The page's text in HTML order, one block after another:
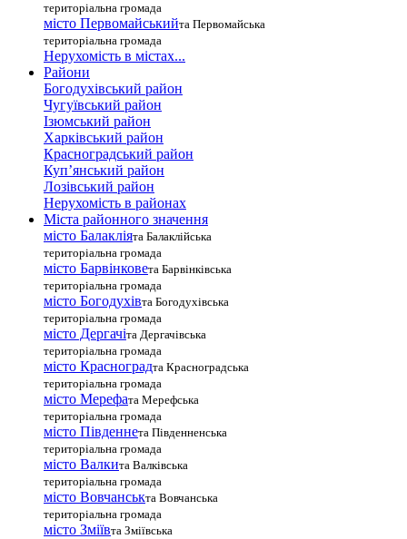
територіальна громада
місто Первомайськийта Первомайська
територіальна громада
Нерухомість в містах...
Райони
Богодухівський район
Чугуївський район
Ізюмський район
Харківський район
Красноградський район
Куп’янський район
Лозівський район
Нерухомість в районах
Міста районного значення
місто Балакліята Балаклійська
територіальна громада
місто Барвінковета Барвінківська
територіальна громада
місто Богодухівта Богодухівська
територіальна громада
місто Дергачіта Дергачівська
територіальна громада
місто Красноградта Красноградська
територіальна громада
місто Мерефата Мерефська
територіальна громада
місто Південнета Південненська
територіальна громада
місто Валкита Валківська
територіальна громада
місто Вовчанськта Вовчанська
територіальна громада
місто Зміївта Зміївська